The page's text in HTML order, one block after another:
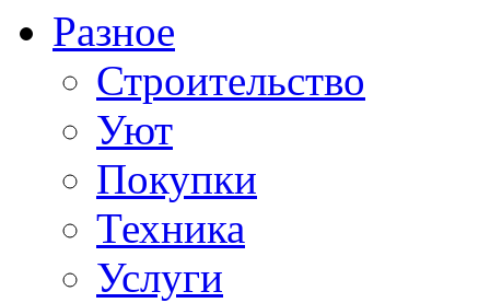
Разное
Строительство
Уют
Покупки
Техника
Услуги